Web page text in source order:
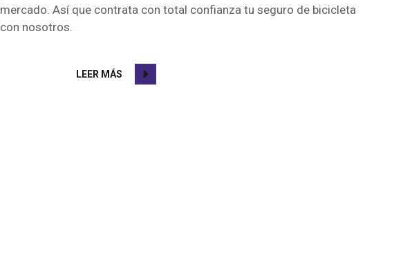
mercado. Así que contrata con total confianza tu seguro de bicicleta
con nosotros.
LEER MÁS